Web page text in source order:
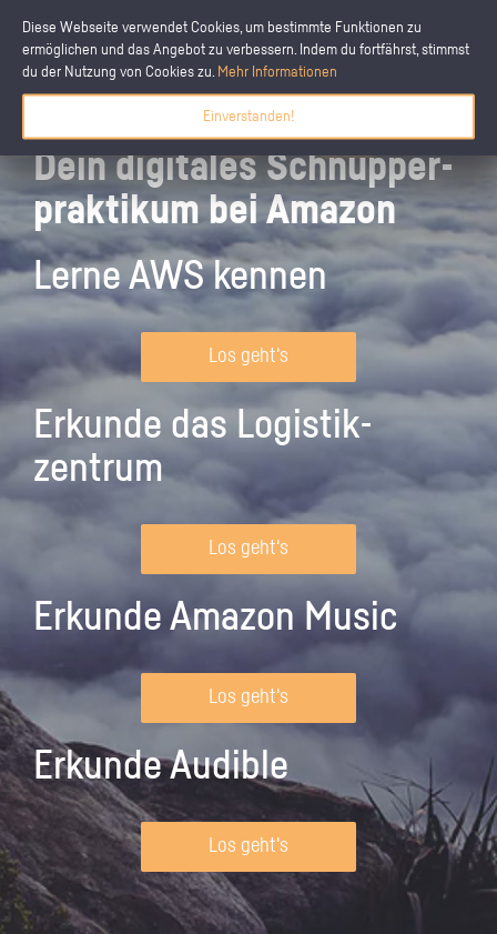
Diese Webseite verwendet Cookies, um bestimmte Funktionen zu
ermöglichen und das Angebot zu verbessern. Indem du fortfährst, stimmst
du der Nutzung von Cookies zu. Mehr Informationen
Einverstanden!
Dein digitales Schnupper­
praktikum bei Amazon
Lerne AWS kennen
Los geht's
Erkunde das Logistik­
zentrum
Los geht's
Erkunde Amazon Music
Los geht's
Erkunde Audible
Los geht's